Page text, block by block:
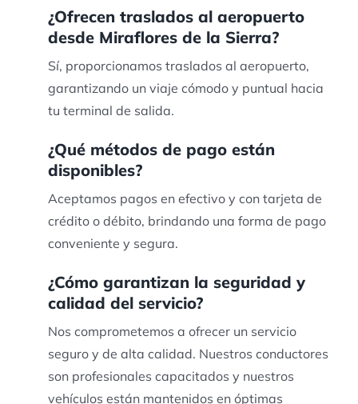
¿Ofrecen traslados al aeropuerto
desde Miraflores de la Sierra?
Sí, proporcionamos traslados al aeropuerto,
garantizando un viaje cómodo y puntual hacia
tu terminal de salida.
¿Qué métodos de pago están
disponibles?
Aceptamos pagos en efectivo y con tarjeta de
crédito o débito, brindando una forma de pago
conveniente y segura.
¿Cómo garantizan la seguridad y
calidad del servicio?
Nos comprometemos a ofrecer un servicio
seguro y de alta calidad. Nuestros conductores
son profesionales capacitados y nuestros
vehículos están mantenidos en óptimas